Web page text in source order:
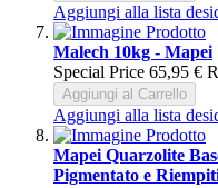
Aggiungi alla lista
Malech 10kg - Mapei
Special Price 65,95 €
Aggiungi al Carrello
Aggiungi alla lista
Mapei Quarzolite
Pigmentato e